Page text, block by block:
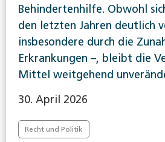
Behindertenhilfe. Obwohl
den letzten Jahren deutlich
insbesondere durch die
Erkrankungen –, bleibt die
Mittel weitgehend
30. April 2026
Recht und Politik